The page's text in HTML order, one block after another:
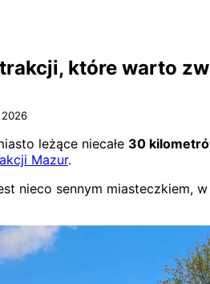
które warto
leżące niecałe 30
Mazur.
nieco sennym